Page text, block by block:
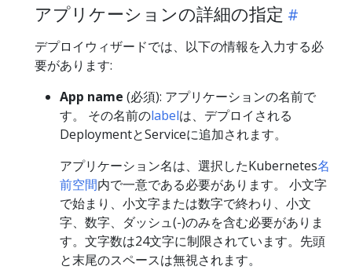
アプリケーションの詳細の指定
デプロイウィザードでは、以下の情報を入力する必
要があります:
App name (必須): アプリケーションの名前で
す。 その名前のlabelは、デプロイされる
DeploymentとServiceに追加されます。
アプリケーション名は、選択したKubernetes名
前空間内で一意である必要があります。 小文字
で始まり、小文字または数字で終わり、小文
字、数字、ダッシュ(-)のみを含む必要がありま
す。文字数は24文字に制限されています。先頭
と末尾のスペースは無視されます。